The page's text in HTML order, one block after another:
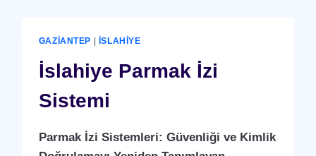
GEÇIŞ
GAZIANTEP İSLAHIYE
İslahiye Parmak İzi
Sistemi
Parmak İzi Sistemleri: Güvenliği ve Kimlik